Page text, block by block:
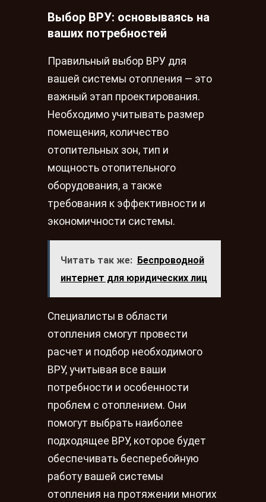
Выбор ВРУ: основываясь на
ваших потребностей
Правильный выбор ВРУ для
вашей системы отопления — это
важный этап проектирования.
Необходимо учитывать размер
помещения, количество
отопительных зон, тип и
мощность отопительного
оборудования, а также
требования к эффективности и
экономичности системы.
Читать так же: Беспроводной
интернет для юридических лиц
Специалисты в области
отопления смогут провести
расчет и подбор необходимого
ВРУ, учитывая все ваши
потребности и особенности
проблем с отоплением. Они
помогут выбрать наиболее
подходящее ВРУ, которое будет
обеспечивать бесперебойную
работу вашей системы
отопления на протяжении многих